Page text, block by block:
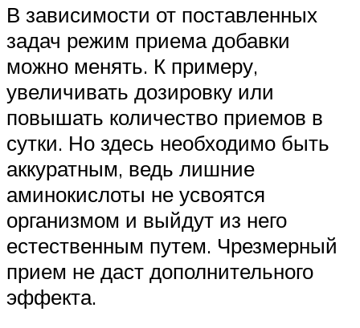
В зависимости от поставленных
задач режим приема добавки
можно менять. К примеру,
увеличивать дозировку или
повышать количество приемов в
сутки. Но здесь необходимо быть
аккуратным, ведь лишние
аминокислоты не усвоятся
организмом и выйдут из него
естественным путем. Чрезмерный
прием не даст дополнительного
эффекта.